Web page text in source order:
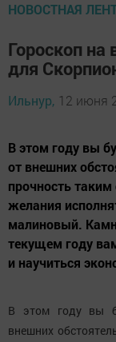
НОВОСТНАЯ
Гороскоп
для
Ильнур, 12 июня
В этом году вы
от внешних
прочность
желания
малиновый.
текущем году
и научиться
В этом году вы
внешних